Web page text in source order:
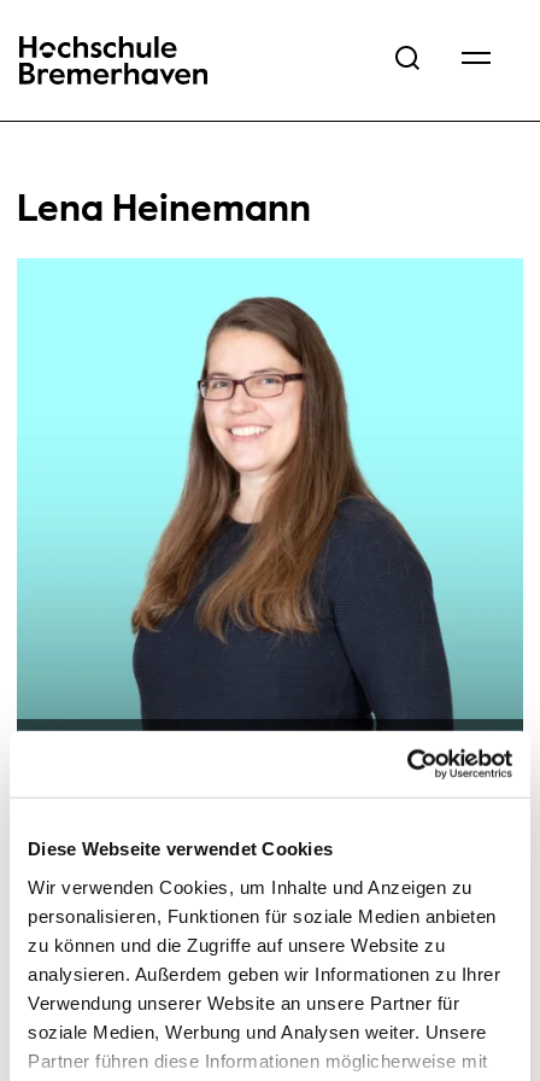
Diese Webseite verwendet Cookies
Wir verwenden Cookies, um Inhalte und Anzeigen zu
personalisieren, Funktionen für soziale Medien anbieten
zu können und die Zugriffe auf unsere Website zu
analysieren. Außerdem geben wir Informationen zu Ihrer
Verwendung unserer Website an unsere Partner für
soziale Medien, Werbung und Analysen weiter. Unsere
Partner führen diese Informationen möglicherweise mit
Hochschule Bremerhaven
Lena Heinemann
Funktionen:
Personalmarketing & Employer Branding
"BeProf@BHV"
Abteilung:
BMBF-Projekt: BeProf@BHV